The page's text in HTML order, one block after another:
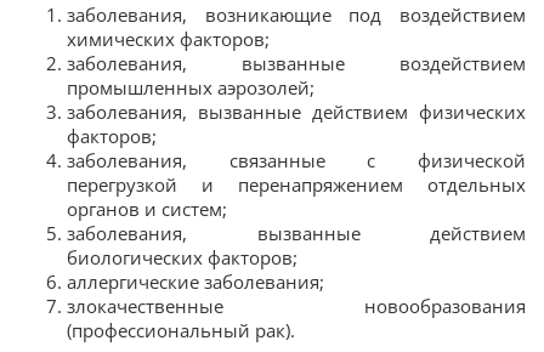
заболевания, возникающие под воздействием
химических факторов;
заболевания, вызванные воздействием
промышленных аэрозолей;
заболевания, вызванные действием физических
факторов;
заболевания, связанные с физической
перегрузкой и перенапряжением отдельных
органов и систем;
заболевания, вызванные действием
биологических факторов;
аллергические заболевания;
злокачественные новообразования
(профессиональный рак).